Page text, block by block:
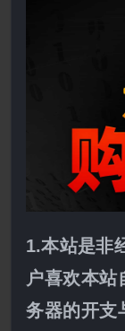
1.本站是非
户喜欢本
务器的开支